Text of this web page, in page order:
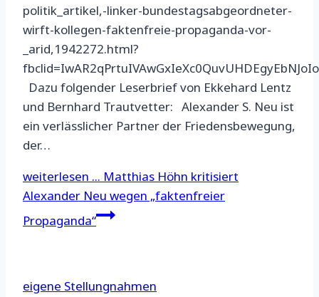
politik_artikel,-linker-bundestagsabgeordneter-
wirft-kollegen-faktenfreie-propaganda-vor-
_arid,1942272.html?
Dazu folgender Leserbrief von Ekkehard Lentz
und Bernhard Trautvetter: Alexander S. Neu ist
ein verlässlicher Partner der Friedensbewegung,
der…
weiterlesen ... Matthias Höhn kritisiert
Alexander Neu wegen „faktenfreier
Propaganda“
eigene Stellungnahmen